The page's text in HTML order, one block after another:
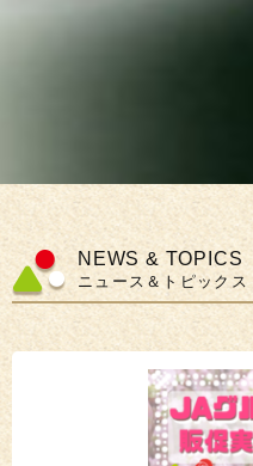
NEWS & TOPICS
ニュース＆トピックス